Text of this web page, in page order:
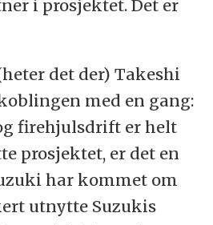
i prosjektet. Det er
det der) Takeshi
med en gang:
firehjulsdrift er helt
prosjektet, er det en
har kommet om
utnytte Suzukis